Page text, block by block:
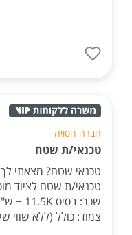
חברה חסויה
טכנאי/ת שטח
טכנאי שטח? מצאתי
טכנאי/ת שטח לציוד
צמוד: כולל (ללא שווי